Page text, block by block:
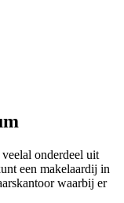
onderdeel uit
een makelaardij in
waarbij er